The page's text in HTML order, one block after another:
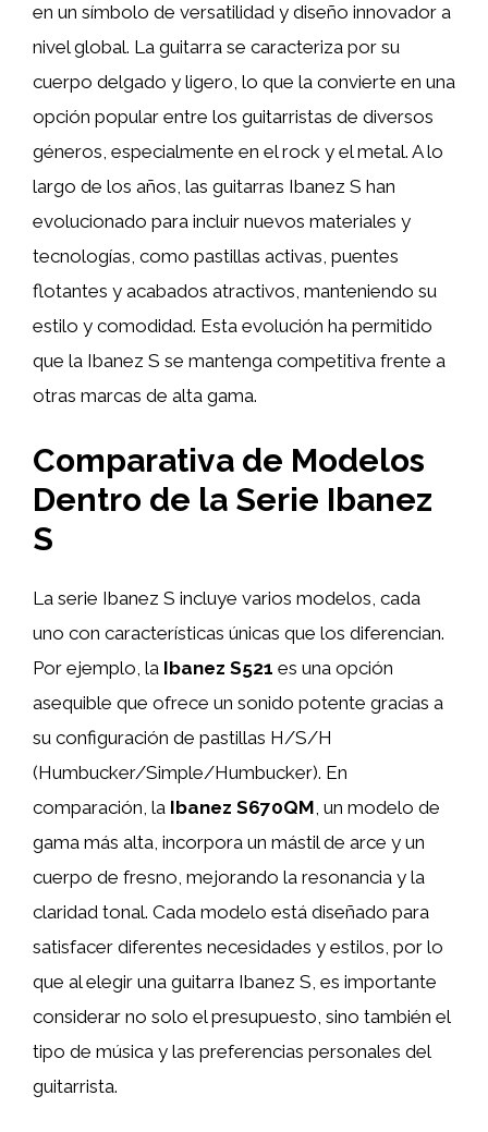
en un símbolo de versatilidad y diseño innovador a
nivel global. La guitarra se caracteriza por su
cuerpo delgado y ligero, lo que la convierte en una
opción popular entre los guitarristas de diversos
géneros, especialmente en el rock y el metal. A lo
largo de los años, las guitarras Ibanez S han
evolucionado para incluir nuevos materiales y
tecnologías, como pastillas activas, puentes
flotantes y acabados atractivos, manteniendo su
estilo y comodidad. Esta evolución ha permitido
que la Ibanez S se mantenga competitiva frente a
otras marcas de alta gama.
Comparativa de Modelos
Dentro de la Serie Ibanez
S
La serie Ibanez S incluye varios modelos, cada
uno con características únicas que los diferencian.
Por ejemplo, la Ibanez S521 es una opción
asequible que ofrece un sonido potente gracias a
su configuración de pastillas H/S/H
(Humbucker/Simple/Humbucker). En
comparación, la Ibanez S670QM , un modelo de
gama más alta, incorpora un mástil de arce y un
cuerpo de fresno, mejorando la resonancia y la
claridad tonal. Cada modelo está diseñado para
satisfacer diferentes necesidades y estilos, por lo
que al elegir una guitarra Ibanez S, es importante
considerar no solo el presupuesto, sino también el
tipo de música y las preferencias personales del
guitarrista.